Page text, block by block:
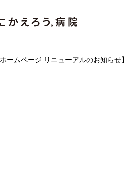
ホームページ リニューアルのお知らせ】